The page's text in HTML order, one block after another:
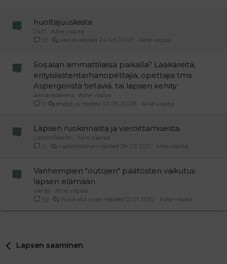
huoltajuuskiista
24/7
Aihe vapaa
13
Aihe vapaa
24.06.2007
vieras
Sos.alan ammattilaisia paikalla? Lääkäreitä,
erityislastentarhanopettajia, opettajia tms.
Aspergeristä tietäviä. tai lapsen kehity
äimänkäkenä
Aihe vapaa
1
Aihe vapaa
07.05.2008
ehdotus
Lapsen ruokinnasta ja vieroittamisesta.
Lastenlääkäri
Aihe vapaa
0
Aihe vapaa
28.02.2011
Lastenlääkäri
Vanhempien "outojen" päätösten vaikutus
lapsen elämään
vieras Aihe vapaa
52
Aihe vapaa
13.01.2010
huiskista vaan
Lapsen saaminen